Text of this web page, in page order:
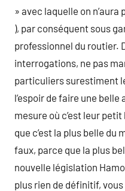
» avec laquelle on n’aura
), par conséquent sous
professionnel du routier.
interrogations, ne pas
particuliers surestiment
l’espoir de faire une
mesure où c’est leur
que c’est la plus belle du
faux, parce que la plus
nouvelle législation
plus rien de définitif,